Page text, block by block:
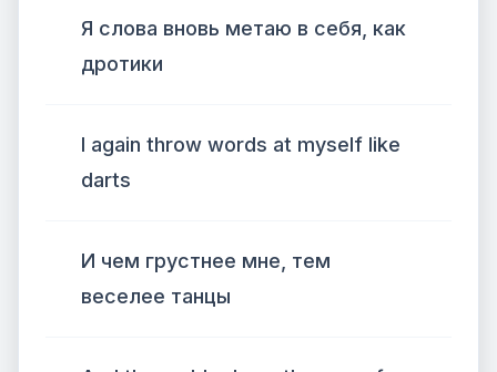
Я слова вновь метаю в себя, как
дротики
I again throw words at myself like
darts
И чем грустнее мне, тем
веселее танцы